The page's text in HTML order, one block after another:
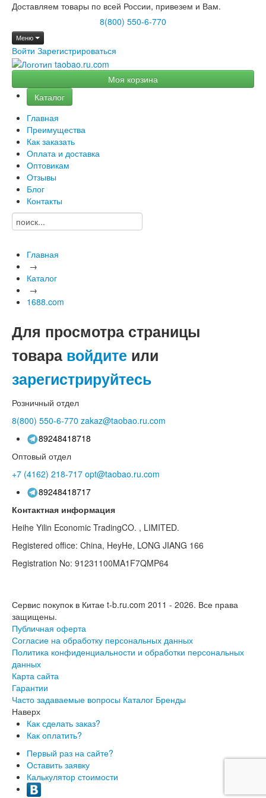
Доставляем товары по всей России, привезем и Вам.
8(800) 550-6-770
Меню
Войти Зарегистрироваться
Моя корзина
Каталог
Главная
Преимущества
Как заказать
Оплата и доставка
Оптовикам
Отзывы
Блог
Контакты
Главная
→
Каталог
→
1688.com
Для просмотра страницы
товара войдите или
зарегистрируйтесь
Розничный отдел
8(800) 550-6-770 zakaz@taobao.ru.com
89248418718
Оптовый отдел
+7 (4162) 218-717 opt@taobao.ru.com
89248418717
Контактная информация
Heihe Yilin Economic TradingCO. , LIMITED.
Registered office: China, HeyHe, LONG JIANG 166
Registration No: 91231100MA1F7QMP64
Сервис покупок в Китае t-b.ru.com 2011 - 2026. Все права
защищены.
Публичная оферта
Согласие на обработку персональных данных
Политика конфиденциальности и обработки персональных
данных
Карта сайта
Гарантии
Часто задаваемые вопросы Каталог Бренды
Наверх
Как сделать заказ?
Как оплатить?
Первый раз на сайте?
Оставить заявку
Калькулятор стоимости